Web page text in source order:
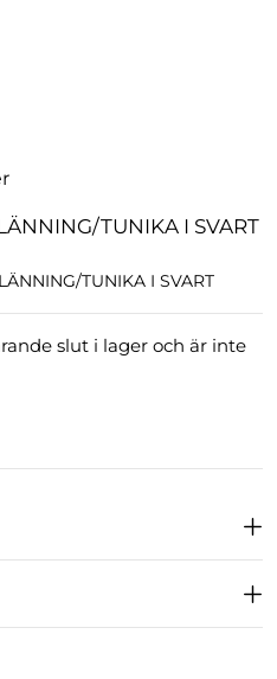
TUNIKA I SVART
TUNIKA I SVART
slut i lager och är inte